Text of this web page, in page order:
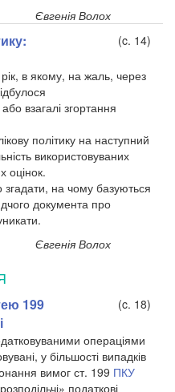
Євгенія Волох
(c. 14)
рік, в якому, на жаль, через
взагалі згортання
політику на наступний
використовуваних
оцінок.
на чому базуються
документа про
Євгенія Волох
199
(c. 18)
операціями
у більшості випадків
вимог ст. 199 ПКУ
податкові